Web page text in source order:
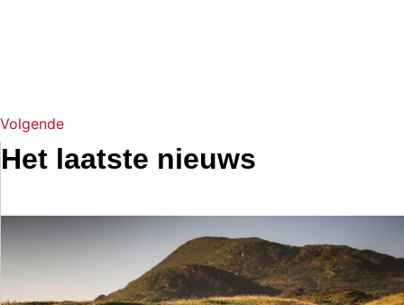
Volgende
Het laatste nieuws